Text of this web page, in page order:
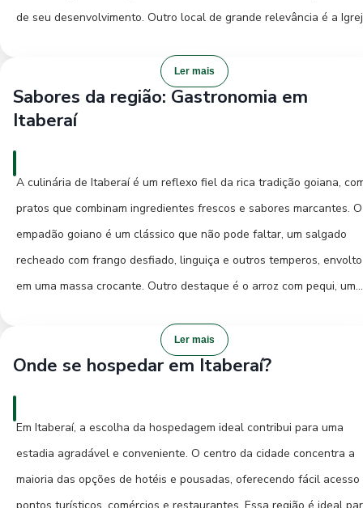
de seu desenvolvimento. Outro local de grande relevância é a
religiosa que ecoa sérias gerações. Os espaços naturais nos
arredores de Itaberaí também são atrações imperdíveis. A
do Araguaia, por exemplo, oferece um refúgio de beleza natural,
Ler mais
Sabores da região: Gastronomia em
Itaberaí
A culinária de Itaberaí é um reflexo fiel da rica tradição goiana,
pratos que combinam ingredientes frescos e sabores marcantes. O
empadão goiano é um clássico que não pode faltar, um salgado
recheado com frango desfiado, linguiça e outros temperos, envolto
em uma massa crocante. Outro destaque é o arroz com pequi, um
cozido junto ao arroz, criando uma experiência gustativa única.
quem aprecia carnes, o galinhada com arroz é uma opção
Ler mais
Onde se hospedar em Itaberaí?
Em Itaberaí, a escolha da hospedagem ideal contribui para uma
estadia agradável e conveniente. O centro da cidade concentra a
maioria das opções de hotéis e pousadas, oferecendo fácil acesso